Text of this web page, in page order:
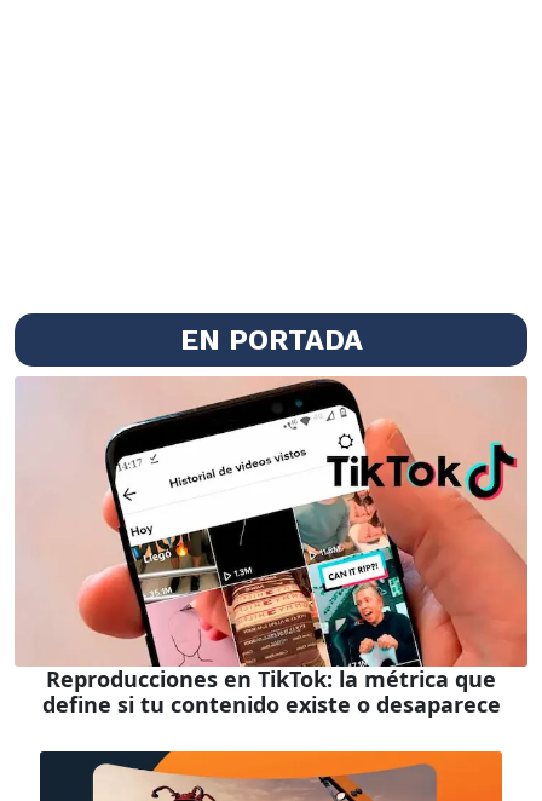
EN PORTADA
Reproducciones en TikTok: la métrica que
define si tu contenido existe o desaparece